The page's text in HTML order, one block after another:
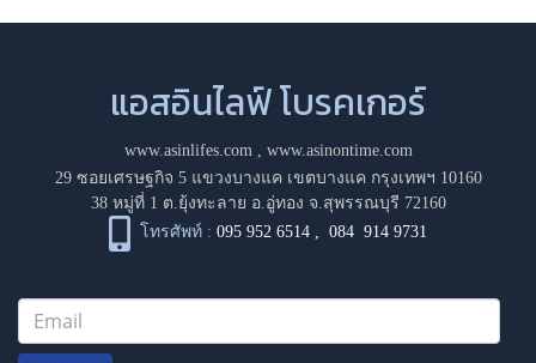
แอสอินไลฟ์ โบรคเกอร์
www.asinlifes.com, www.asinontime.com
29 ซอยเศรษฐกิจ 5 แขวงบางแค เขตบางแค กรุงเทพฯ 10160
38 หมู่ที่ 1 ต.ยุ้งทะลาย อ.อู่ทอง จ.สุพรรณบุรี 72160
โทรศัพท์ : 095 952 6514 ,084 914 9731